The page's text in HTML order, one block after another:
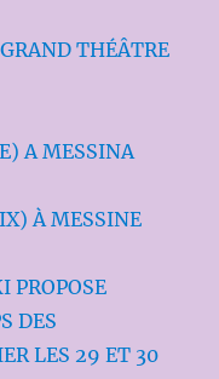
THÉÂTRE
A MESSINA
À MESSINE
PROPOSE
DES
LES 29 ET 30